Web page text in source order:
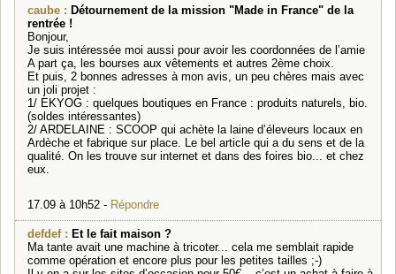
caube : Détournement de la mission "Made in France" de la
rentrée !
Bonjour,
Je suis intéressée moi aussi pour avoir les coordonnées de l’amie
A part ça, les bourses aux vêtements et autres 2ème choix.
Et puis, 2 bonnes adresses à mon avis, un peu chères mais avec
un joli projet :
1/ EKYOG : quelques boutiques en France : produits naturels, bio.
(soldes intéressantes)
2/ ARDELAINE : SCOOP qui achète la laine d’éleveurs locaux en
Ardèche et fabrique sur place. Le bel article qui a du sens et de la
qualité. On les trouve sur internet et dans des foires bio... et chez
eux.
17.09 à 10h52 - Répondre
defdef : Et le fait maison ?
Ma tante avait une machine à tricoter... cela me semblait rapide
comme opération et encore plus pour les petites tailles ;-)